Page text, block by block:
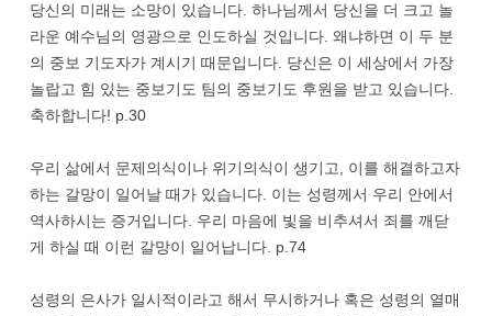
당신의 미래는 소망이 있습니다. 하나님께서 당신을 더 크고 놀
라운 예수님의 영광으로 인도하실 것입니다. 왜냐하면 이 두 분
의 중보 기도자가 계시기 때문입니다. 당신은 이 세상에서 가장
놀랍고 힘 있는 중보기도 팀의 중보기도 후원을 받고 있습니다.
축하합니다! p.30
우리 삶에서 문제의식이나 위기의식이 생기고, 이를 해결하고자
하는 갈망이 일어날 때가 있습니다. 이는 성령께서 우리 안에서
역사하시는 증거입니다. 우리 마음에 빛을 비추셔서 죄를 깨닫
게 하실 때 이런 갈망이 일어납니다. p.74
성령의 은사가 일시적이라고 해서 무시하거나 혹은 성령의 열매